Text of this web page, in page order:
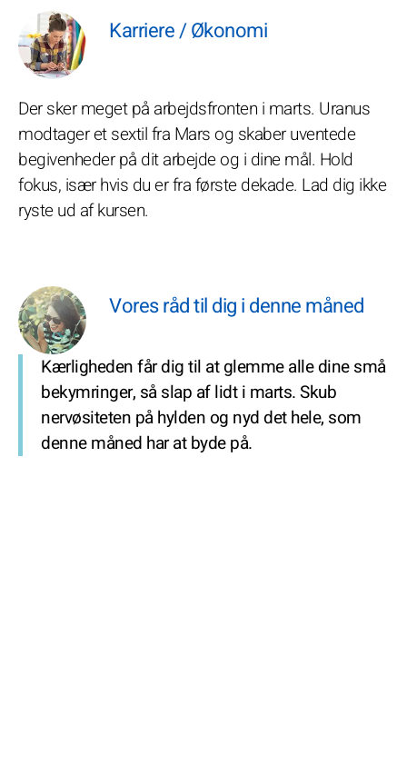
Karriere / Økonomi
Der sker meget på arbejdsfronten i marts. Uranus
modtager et sextil fra Mars og skaber uventede
begivenheder på dit arbejde og i dine mål. Hold
fokus, især hvis du er fra første dekade. Lad dig ikke
ryste ud af kursen.
Vores råd til dig i denne måned
Kærligheden får dig til at glemme alle dine små
bekymringer, så slap af lidt i marts. Skub
nervøsiteten på hylden og nyd det hele, som
denne måned har at byde på.